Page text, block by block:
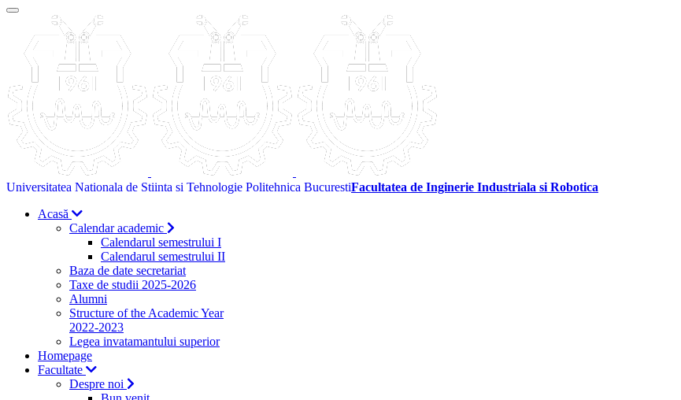
Universitatea Nationala de Stiinta si Tehnologie Politehnica BucurestiFacultatea de Inginerie Industriala si Robotica
Acasă
Calendar academic
Calendarul semestrului I
Calendarul semestrului II
Baza de date secretariat
Taxe de studii 2025-2026
Alumni
Structure of the Academic Year
2022-2023
Legea invatamantului superior
Homepage
Facultate
Despre noi